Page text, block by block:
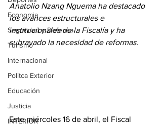
Economia
Seguridad y Defensa
Turismo
Internacional
Politca Exterior
Educación
Justicia
INTERIOR
Anatolio Nzang Nguema ha destacado
los avances estructurales e
institucionales de la Fiscalía y ha
subrayado la necesidad de reformas.
Este miércoles 16 de abril, el Fiscal